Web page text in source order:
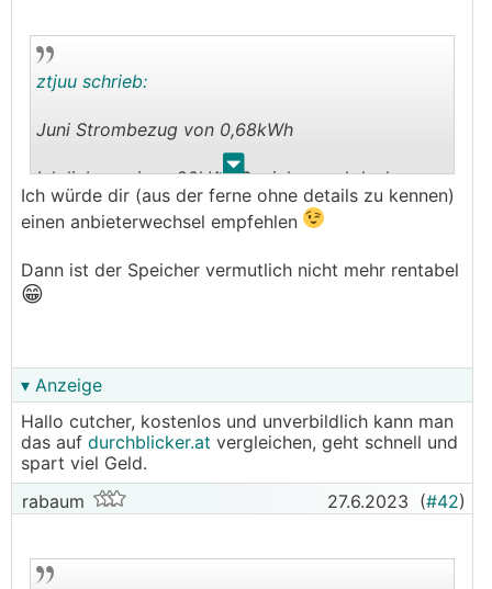
Danke für die Info
. .
ztjuu schrieb:
Juni Strombezug von 0,68kWh
Ich liebe meinen 20kWh Speicher und dank
Victron auch noch eine unterbrechungsfreie
Stromversorgung über mindest 3/4 im Jahr.
Ich würde dir (aus der ferne ohne details zu kennen)
einen anbieterwechsel empfehlen
Dann ist der Speicher vermutlich nicht mehr rentabel
😁
▾ Anzeige
Hallo cutcher, kostenlos und unverbildlich kann man
das auf durchblicker.at vergleichen, geht schnell und
spart viel Geld.
rabaum
27.6.2023 (#42)